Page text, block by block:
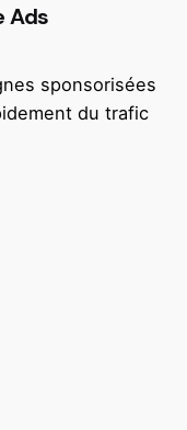
Ads
sponsorisées
du trafic